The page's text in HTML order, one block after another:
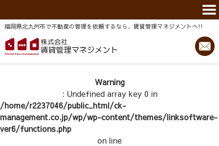
福岡県北九州市で不動産の管理を依頼するなら、賃貸管理マネジメントヘ!!
Warning
: Undefined array key 0 in
/home/r2237046/public_html/ck-
management.co.jp/wp/wp-content/themes/linksoftware-
ver6/functions.php
on line